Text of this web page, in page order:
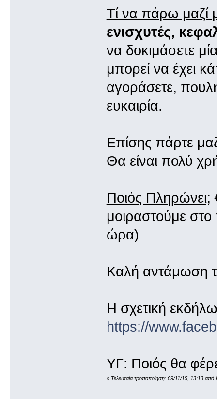
Τί να πάρω μαζί
ενισχυτές,
να δοκιμάσετε
μπορεί να έχει
αγοράσετε,
ευκαιρία.
Επίσης πάρτε
Θα είναι πολύ
Ποιός Πληρώνει;
μοιραστούμε
ώρα)
Καλή αντάμωση
Η σχετική
https://
ΥΓ: Ποιός θα
« Τελευταία τροποποίηση: 09/11/15, 13:13 από